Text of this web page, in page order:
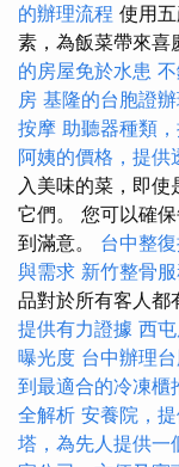
的辦理流程 使用
素，為飯菜帶來喜
的房屋免於水患
房 基隆的台胞證
按摩 助聽器種類
阿姨的價格，提供
入美味的菜，即
它們。 您可以確
到滿意。 台中整
與需求 新竹整骨
品對於所有客人都
提供有力證據 西
曝光度 台中辦理
到最適合的冷凍櫃
全解析 安養院，
塔，為先人提供一